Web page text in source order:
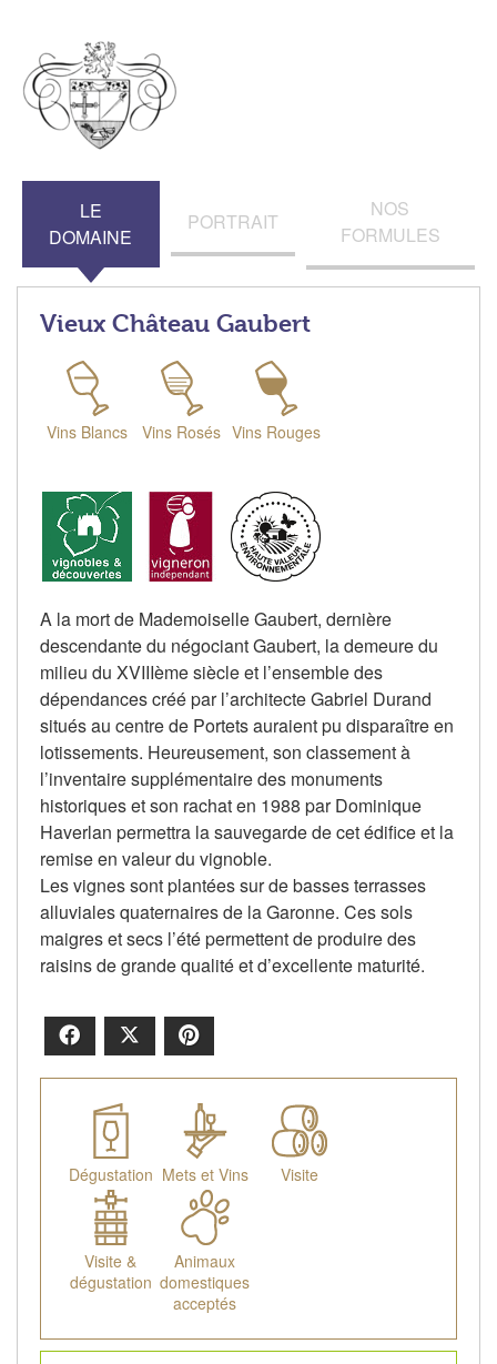
LE
DOMAINE
PORTRAIT
NOS
FORMULES
Vieux Château Gaubert
Vins Blancs Vins Rosés Vins Rouges
A la mort de Mademoiselle Gaubert, dernière
descendante du négociant Gaubert, la demeure du
milieu du XVIIIème siècle et l’ensemble des
dépendances créé par l’architecte Gabriel Durand
situés au centre de Portets auraient pu disparaître en
lotissements. Heureusement, son classement à
l’inventaire supplémentaire des monuments
historiques et son rachat en 1988 par Dominique
Haverlan permettra la sauvegarde de cet édifice et la
remise en valeur du vignoble.
Les vignes sont plantées sur de basses terrasses
alluviales quaternaires de la Garonne. Ces sols
maigres et secs l’été permettent de produire des
raisins de grande qualité et d’excellente maturité.
Facebook
Dégustation Mets et Vins Visite
Visite &
dégustation
Animaux
domestiques
acceptés